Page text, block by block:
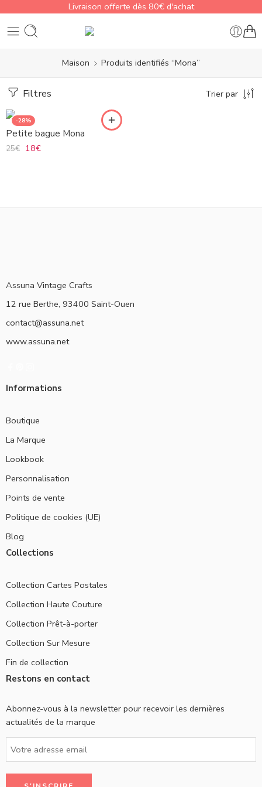
Livraison offerte dès 80€ d'achat
Maison Produits identifiés “Mona”
Filtres Trier par
-28%
Petite bague Mona
25€ 18€
Assuna Vintage Crafts
12 rue Berthe, 93400 Saint-Ouen
contact@assuna.net
www.assuna.net
Informations
Boutique
La Marque
Lookbook
Personnalisation
Points de vente
Politique de cookies (UE)
Blog
Collections
Collection Cartes Postales
Collection Haute Couture
Collection Prêt-à-porter
Collection Sur Mesure
Fin de collection
Restons en contact
Abonnez-vous à la newsletter pour recevoir les dernières
actualités de la marque